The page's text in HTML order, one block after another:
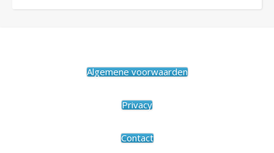
Algemene voorwaarden
Privacy
Contact